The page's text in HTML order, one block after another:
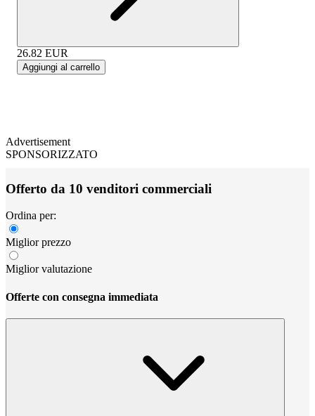
26.82 EUR
Aggiungi al carrello
Advertisement
SPONSORIZZATO
Offerto da 10 venditori commerciali
Ordina per:
Miglior prezzo
Miglior valutazione
Offerte con consegna immediata